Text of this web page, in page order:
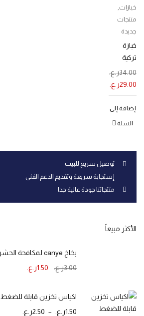
توصيل سريع للبيت
إستجابة سريعة وتقديم الدعم الفني
منتجاتنا جودة عالية جدا
الأكثر مبيعاً
بخاخ canye لمكافحة الحشرات
3.00ر.ع. 1.50ر.ع.
اكياس تخزين قابلة للضغط
1.50ر.ع. –
2.50ر.ع.
خبازات,
منتجات
جديدة
خبازة
تركية
دائرية
34.00ر.ع.
29.00ر.ع.
إضافة إلى
السلة